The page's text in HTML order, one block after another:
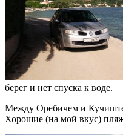
берег и нет спуска к воде.
Между Оребичем и Кучиште
Хорошие (на мой вкус)